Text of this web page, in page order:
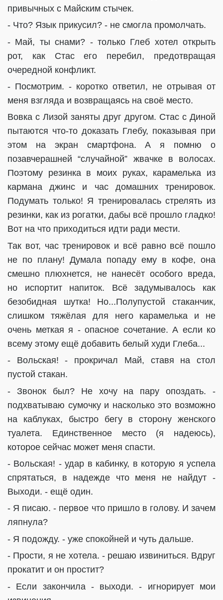
привычных с Майским стычек.
- Что? Язык прикусил? - не смогла промолчать.
- Май, ты снами? - только Глеб хотел открыть
рот, как Стас его перебил, предотвращая
очередной конфликт.
- Посмотрим. - коротко ответил, не отрывая от
меня взгляда и возвращаясь на своё место.
Вовка с Лизой заняты друг другом. Стас с Диной
пытаются что-то доказать Глебу, показывая при
этом на экран смартфона. А я помню о
позавчерашней “случайной” жвачке в волосах.
Поэтому резинка в моих руках, карамелька из
кармана джинс и час домашних тренировок.
Подумать только! Я тренировалась стрелять из
резинки, как из рогатки, дабы всё прошло гладко!
Вот на что приходиться идти ради мести.
Так вот, час тренировок и всё равно всё пошло
не по плану! Думала попаду ему в кофе, она
смешно плюхнется, не нанесёт особого вреда,
но испортит напиток. Всё задумывалось как
безобидная шутка! Но...Полупустой стаканчик,
слишком тяжёлая для него карамелька и не
очень меткая я - опасное сочетание. А если ко
всему этому ещё добавить белый худи Глеба...
- Вольская! - прокричал Май, ставя на стол
пустой стакан.
- Звонок был? Не хочу на пару опоздать. -
подхватываю сумочку и насколько это возможно
на каблуках, быстро бегу в сторону женского
туалета. Единственное место (я надеюсь),
которое сейчас может меня спасти.
- Вольская! - удар в кабинку, в которую я успела
спрятаться, в надежде что меня не найдут -
Выходи. - ещё один.
- Я писаю. - первое что пришло в голову. И зачем
ляпнула?
- Я подожду. - уже спокойней и чуть дальше.
- Прости, я не хотела. - решаю извиниться. Вдруг
прокатит и он простит?
- Если закончила - выходи. - игнорирует мои